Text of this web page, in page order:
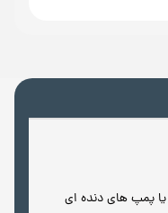
پمپ های دنده ای